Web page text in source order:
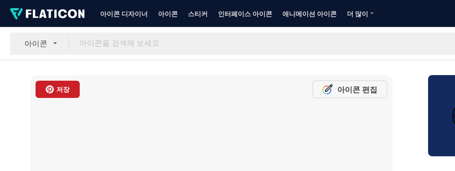
아이콘 디자이너 아이콘 스티커 인터페이스 아이콘 애니메이션 아이콘 더 많이
아이콘
저장 아이콘 편집